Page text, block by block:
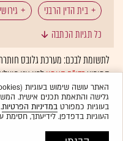
בית הדין הרבני
שיחות וידאו (וידאו קונפרנס)
כל תגיות הכתבה
לתשומת לבכם: מערכת גלובס חותרת
המופיעבדו"ח האמוןלפיו אנו
בלתי הולם אחר מסוננים בצורה
גלישה והתאמת תכנים אישית.
בעוגיות כמפורטבמדיניות הפרטיות
העוגיות בדפדפן. לידיעתך,